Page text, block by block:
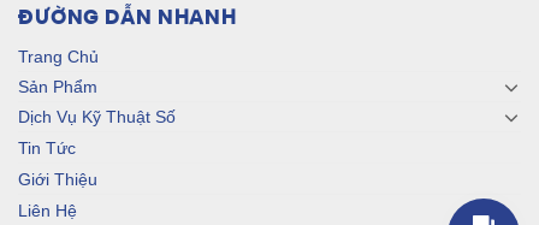
ĐƯỜNG DẪN NHANH
Trang Chủ
Sản Phẩm
Dịch Vụ Kỹ Thuật Số
Tin Tức
Giới Thiệu
Liên Hệ